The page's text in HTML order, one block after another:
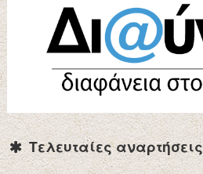
Τελευταίες αναρτήσεις